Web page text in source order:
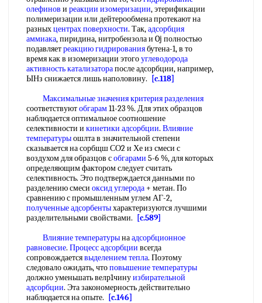
олефинов и реакции изомеризации, этерификации
полимеризации или дейтерообмена протекают на
разныхцентрах поверхности. Так,адсорбция
аммиака, пиридина, нитробензола и Oj полностью
подавляетреакцию гидрированиябутена-1, в то
время как в изомеризации этогоуглеводорода
активность катализаторапосле адсорбции, например,
ЫНз снижается лишь наполовину.
[c.118]
Максимальные значениякритерия разделения
соответствуютобгарам11-23 %. Для этих образцов
наблюдается оптимальное соотношение
селективности и кинетики адсорбции. Влияние
температурыошлта в значительной степени
сказывается на сорбщш СО2 и Хе из смеси с
воздухом для образцов собгарами 5-6 %, для которых
определяющим фактором следует считать
селективность. Это подтверждается данными по
разделению смеси оксид углерода + метан. По
сравнению с промышленным углем АГ-2,
полученные адсорбентыхарактеризуются лучшими
разделительными свойствами.
[c.589]
Влияние температурынаадсорбционное
равновесие. Процесс адсорбции всегда
сопровождаетсявыделением тепла. Поэтому
следовало ожидать, чтоповышение температуры
должно уменьшать велр1чинуизбирательной
адсорбции. Эта закономерность действительно
наблюдается на опыте.
[c.146]